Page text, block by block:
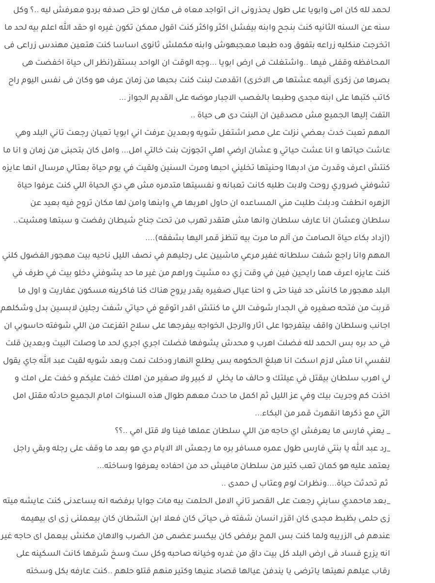
لحمد لله كان امى وابويا على طول يحذرونى انى اتواجد معاه فى مكان لو حتى صدفه بردو معرفش ليه ..؟ وكل
سنه عن السنه الثانيه كنت بنجح وابنه بيفشل اكثر واكثر كنت اقول ممكن تكون غيره او حقد الله اعلم بيه لحد ما
اتخرجت منكليه زراعه بتفوق وده طبعا معجبهوش وابنه مكملش ثانوى اساسا كنت هتعين مهندس زراعى فى
المحافظه وقفلى فيها ..واشتغلت فى ارض ابويا ...وجه الوقت ان الواحد بستقر(نظر الى حياة اخفضت هى
بصرها من زكرى آليمه عشتها هى الاخرى) اتقدمت لبنت كنت بحبها من زمان عرف هو وكان فى نفس اليوم راح
كاتب كتبها على ابنه مجدى وطبعا بالغصب الاجبار موضه على القديم الجواز ...
التفت إليها الجميع مش مصدقين ان البنت دى هى حياة ..
المهم تعبت خدت بعضي نزلت على مصر اشتغل شويه وبعدين عرفت اني ابويا تعبان رجعت تاني البلد وهي
عاشت حياتها و انا عشت حياتي و عشان ارضي اهلي اتجوزت بنت خالتي امل... وامل كان بتحبنى من زمان و انا ما
كنتش اعرف وقدرت من ادبهاا وحنيتها تخليني احبها ومرت السنين ولقيت في يوم حياة بعتالي مرسال انها عايزه
تشوفني ضروري روحت ولابت طلبه كانت تعبانه و نفسيتها متدمره مش هي دي الحياة اللي كنت عرفوا حياة
الزهره انطفت ودبلت طلبت مني المساعده ان حاول اهربها هي وابنها وامن لها مكان تروح فيه بعيد عن
سلطان وعشان انا عارف سلطان وانها مش هتقدر تهرب من تحت جناح شيطان رفضت و سبتها ومشيت..
(ازداد بكاء حياة الصامت من آلم ما مرت بيه تنظز قمر اليها بشفقه)....
المهم وانا راجع شفت سلطانه غفير مرعي ماشيين على رجليهم في نصف الليل ناحيه بيت مهجور الفضول كلني
كنت عايزه اعرف هما رايحين فين في وقت زي ده مشيت وراهم من غير ما حد يشوفني دخلو بيت في طرف في
البلد مهجور ما كانش حد فينا حتى و احنا عيال صغيره يقدر يروح هناك كنا فاكرينه مسكون عفاريت و اول ما
قربت من فتحه صغيره في الجدار شوفت اللي ما كنتش اقدر اتوقع في حياتي شفت رجلين لابسين بدل وشكلهم
اجانب وسلطان واقف بيتفرجوا على اثار والرجل الخواجه بيفرجها على سلاح اتفزعت من اللي شوفته حاسوبي ان
في حد بره بس الحمد لله فضلت اهرب و محدش يشوفها فضلت اجري اجري لحد ما وصلت البيت وبعدين قلت
لنفسي انا مش لازم اسكت انا هبلغ الحكومه بس يطلع النهار ودخلت نمت وبعد شويه لقيت عبد الله جاي يقول
لي اهرب سلطان بيقتل في عيلتك و حالف ما يخلي لا كبير ولا صغير من اهلك خفت عليكم و خفت على امك و
اخذت كم وجريت بيك وفي عز الليل ثم اكمل ما حدث معهم طوال هذه السنوات امام الجميع حادثه مقتل امل
التي مع ذكرها انقهرت قمر من البكاء...
_ يعني فارس ما يعرفش اي حاجه من اللي سلطان عملها فينا ولا قتل امي ..؟؟
_رد عبد الله يا بنتي فارس طول عمره مسافر بره ما رجعش الا الايام دي هو بعد ما وقف على رجله وبقي راجل
يعتمد عليه هو كمان تعب كتير من سلطان مافيش حد من احفاده يعرفوا وساخته...
ثم تحدثت حياة....ونظرات لوم وعتاب ل حمدى ..
_بعد ماحمدي سابني رجعت على القصر تاني الامل الحلمت بيه مات جوايا برفضه انه يساعدنى كنت عايشه ميته
زى حلمى بظبط مجدى كان اقزر انسان شفته فى حياتى كان فعلا ابن الشطان كان بيعملنى زى اى بيهيمه
عندهم فى الزريبه ولما كنت بس المح برفض كان بيكسر عضمى من الضرب والاهان مكنش بيعمل اى حاجه غير
انه يزرع فساد فى ارض البلد كل بيت داق من غدره وخيانه صاحبه وكل ست وسخ شرفها كانت السكينه على
رقاب عيلهم نهيتها ياترضى يا يندفن عيالها قصاد عنيها وكتير منهم قتلو حلهم ..كنت عارفه بكل وسخته